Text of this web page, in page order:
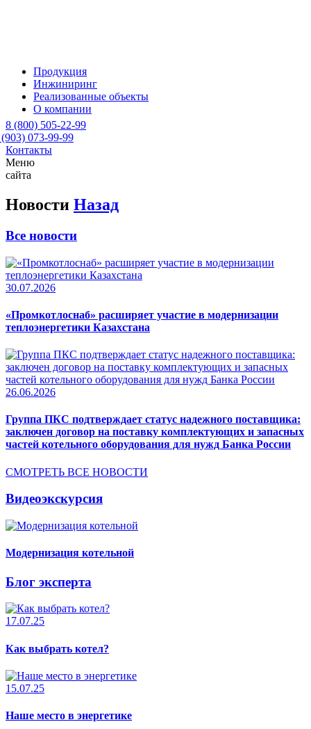
Продукция
Инжиниринг
Реализованные объекты
О компании
8 (800) 505-22-99
073-99-99
Контакты
Меню
сайта
Новости Назад
Все новости
30.07.2026
«Промкотлоснаб» расширяет участие в модернизации
теплоэнергетики Казахстана
26.06.2026
Группа ПКС подтверждает статус надежного поставщика:
заключен договор на поставку комплектующих и запасных
частей котельного оборудования для нужд Банка России
СМОТРЕТЬ ВСЕ НОВОСТИ
Видеоэкскурсия
Модернизация котельной
Блог эксперта
17.07.25
Как выбрать котел?
15.07.25
Наше место в энергетике